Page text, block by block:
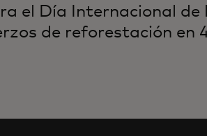
el Día Internacional de
de reforestación en